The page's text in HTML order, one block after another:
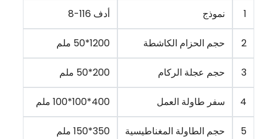
1 نموذج أدف 116-8
2 حجم الحزام الكاشطة 1200*50 ملم
3 حجم عجلة الركام 200*50 ملم
4 سفر طاولة العمل 400*100*100 ملم
5 حجم الطاولة المغناطيسية 350*150 ملم